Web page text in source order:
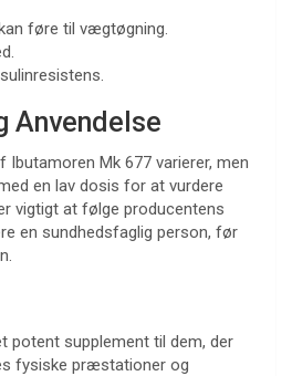
føre til vægtøgning.
Anvendelse
Ibutamoren Mk 677 varierer, men
en lav dosis for at vurdere
vigtigt at følge producentens
en sundhedsfaglig person, før
potent supplement til dem, der
fysiske præstationer og